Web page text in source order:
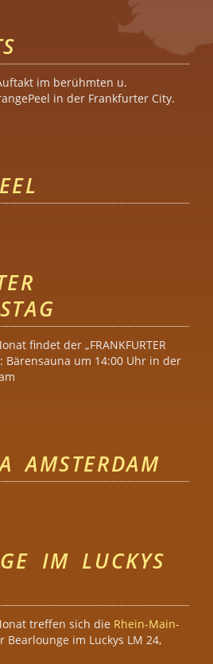
im berühmten u.
in der Frankfurter City.
findet der „FRANKFURTER
Bärensauna um 14:00 Uhr in der
AMSTERDAM
IM LUCKYS
treffen sich die Rhein-Main-
Bearlounge im Luckys LM 24,